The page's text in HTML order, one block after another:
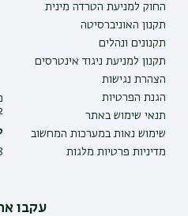
החוק למניעת הטרדה מינית
תקנון האוניברסיטה
תקנונים ונהלים
תקנון למניעת ניגוד אינטרסים
הצהרת נגישות
הגנת הפרטיות
תנאי שימוש באתר
שימוש נאות במערכות המחשוב
מדיניות פרטיות מלגות
עקבו